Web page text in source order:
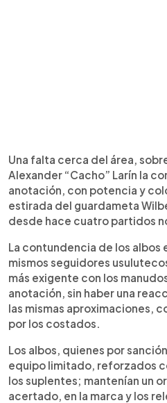
Una falta cerca del área,
Alexander “Cacho” Larín la
anotación, con potencia y
estirada del guardameta
desde hace cuatro partidos
La contundencia de los albos
mismos seguidores
más exigente con los
anotación, sin haber una
las mismas aproximaciones,
por los costados.
Los albos, quienes por
equipo limitado, reforzados
los suplentes; mantenían un
acertado, en la marca y los